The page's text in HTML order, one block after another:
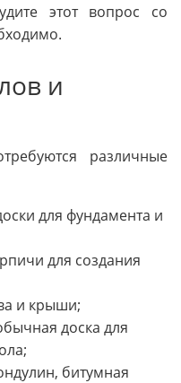
этот вопрос со
и
различные
для фундамента и
для создания
и крыши;
доска для
битумная